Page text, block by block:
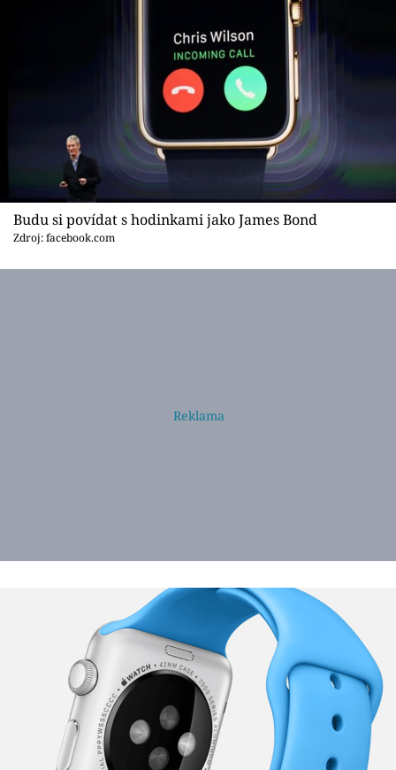
Budu si povídat s hodinkami jako James Bond
Zdroj: facebook.com